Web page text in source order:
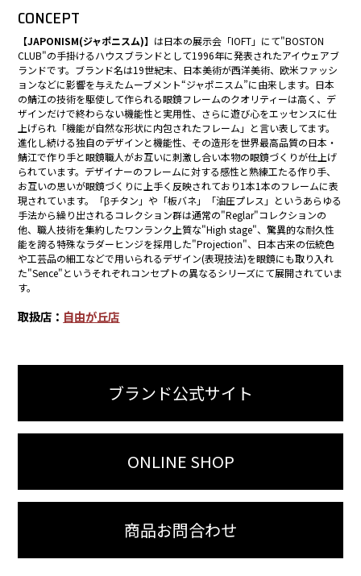
CONCEPT
【JAPONISM(ジャポニスム)】 は日本の展示会「IOFT」にて"BOSTON
CLUB"の手掛けるハウスブランドとして1996年に発表されたアイウェアブ
ランドです。ブランド名は19世紀末、日本美術が西洋美術、欧米ファッシ
ョンなどに影響を与えたムーブメント“ジャポニスム”に由来します。日本
の鯖江の技術を駆使して作られる眼鏡フレームのクオリティーは高く、デ
ザインだけで終わらない機能性と実用性、さらに遊び心をエッセンスに仕
上げられ「機能が自然な形状に内包されたフレーム」と言い表してます。
進化し続ける独自のデザインと機能性、その造形を世界最高品質の日本・
鯖江で作り手と眼鏡職人がお互いに刺激し合い本物の眼鏡づくりが仕上げ
られています。デザイナーのフレームに対する感性と熟練工たる作り手、
お互いの思いが眼鏡づくりに上手く反映されており1本1本のフレームに表
現されています。「βチタン」や「板バネ」「油圧プレス」というあらゆる
手法から繰り出されるコレクション群は通常の"Reglar"コレクションの
他、職人技術を集約したワンランク上質な"High stage"、驚異的な耐久性
能を誇る特殊なラダーヒンジを採用した"Projection"、日本古来の伝統色
や工芸品の細工などで用いられるデザイン(表現技法)を眼鏡にも取り入れ
た"Sence"というそれぞれコンセプトの異なるシリーズにて展開されていま
す。
取扱店： 自由が丘店
ブランド公式サイト
ONLINE SHOP
商品お問合わせ